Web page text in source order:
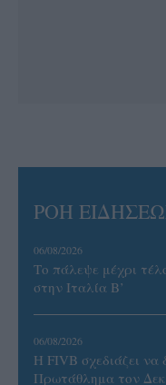
ΡΟΗ
06/08/2026
Το πάλεψε μέχρι
στην Ιταλία Β’
06/08/2026
Η FIVB σχεδιάζει να
Πρωτάθλημα τον